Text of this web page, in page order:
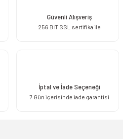
Güvenli Alışveriş
256 BIT SSL sertifika ile
İptal ve İade Seçeneği
7 Gün içerisinde iade garantisi